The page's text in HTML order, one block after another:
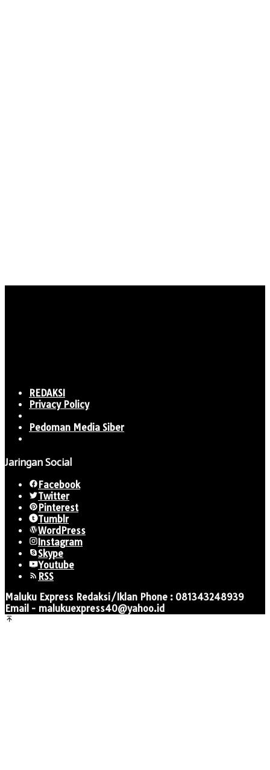
REDAKSI
Privacy Policy
Pedoman Media Siber
Jaringan Social
Facebook
Twitter
Pinterest
Tumblr
WordPress
Instagram
Skype
Youtube
RSS
Maluku Express Redaksi/Iklan Phone : 081343248939
Email - malukuexpress40@yahoo.id